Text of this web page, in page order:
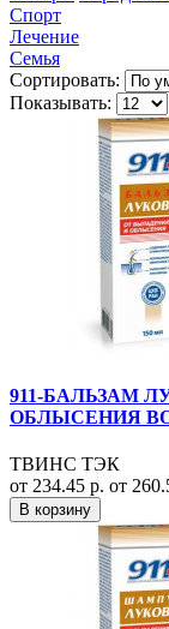
Спорт
Лечение
Семья
Сортировать:
Показывать:
911-БАЛЬЗАМ
ОБЛЫСЕНИЯ
ТВИНС ТЭК
от 234.45 р. от
В корзину